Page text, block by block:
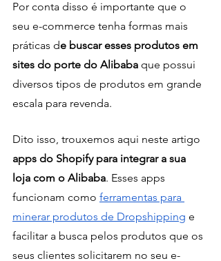
Por conta disso é importante que o
seu e-commerce tenha formas mais
práticas de buscar esses produtos em
sites do porte do Alibaba que possui
diversos tipos de produtos em grande
escala para revenda.
Dito isso, trouxemos aqui neste artigo
apps do Shopify para integrar a sua
loja com o Alibaba. Esses apps
funcionam como ferramentas para
minerar produtos de Dropshipping e
facilitar a busca pelos produtos que os
seus clientes solicitarem no seu e-